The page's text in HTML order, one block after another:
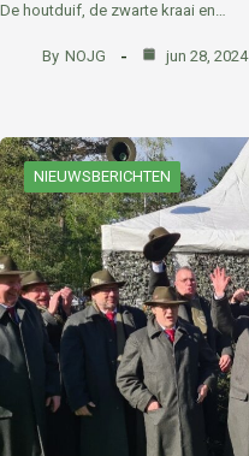
De houtduif, de zwarte kraai en…
By NOJG jun 28, 2024
NIEUWSBERICHTEN